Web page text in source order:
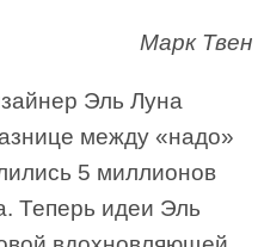
Марк Твен
Эль Луна
между «надо»
5 миллионов
Теперь идеи Эль